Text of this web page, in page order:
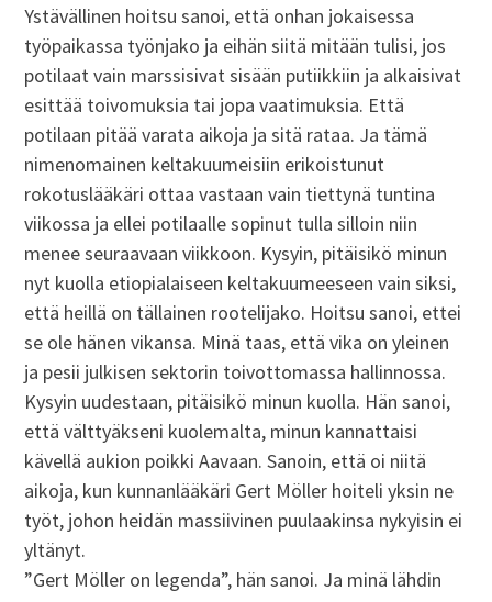
Ystävällinen hoitsu sanoi, että onhan jokaisessa
työpaikassa työnjako ja eihän siitä mitään tulisi, jos
potilaat vain marssisivat sisään putiikkiin ja alkaisivat
esittää toivomuksia tai jopa vaatimuksia. Että
potilaan pitää varata aikoja ja sitä rataa. Ja tämä
nimenomainen keltakuumeisiin erikoistunut
rokotuslääkäri ottaa vastaan vain tiettynä tuntina
viikossa ja ellei potilaalle sopinut tulla silloin niin
menee seuraavaan viikkoon. Kysyin, pitäisikö minun
nyt kuolla etiopialaiseen keltakuumeeseen vain siksi,
että heillä on tällainen rootelijako. Hoitsu sanoi, ettei
se ole hänen vikansa. Minä taas, että vika on yleinen
ja pesii julkisen sektorin toivottomassa hallinnossa.
Kysyin uudestaan, pitäisikö minun kuolla. Hän sanoi,
että välttyäkseni kuolemalta, minun kannattaisi
kävellä aukion poikki Aavaan. Sanoin, että oi niitä
aikoja, kun kunnanlääkäri Gert Möller hoiteli yksin ne
työt, johon heidän massiivinen puulaakinsa nykyisin ei
yltänyt.
”Gert Möller on legenda”, hän sanoi. Ja minä lähdin